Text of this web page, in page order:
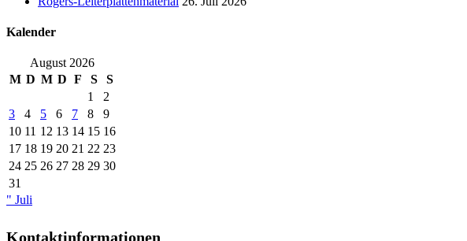
Kalender
August 2026
M D M D F S
S
1
2
3
4 5 6 7 8
9
10 11 12 13 14 15 16
17 18 19 20 21 22 23
24 25 26 27 28 29 30
31
" Juli
Kontaktinformationen